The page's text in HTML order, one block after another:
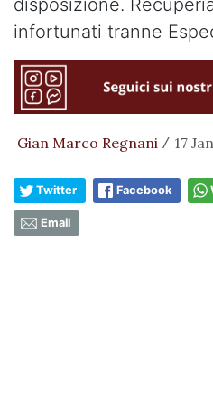
disposizione.
infortunati tranne
Gian Marco Regnani / 17
Twitter Facebook
Email